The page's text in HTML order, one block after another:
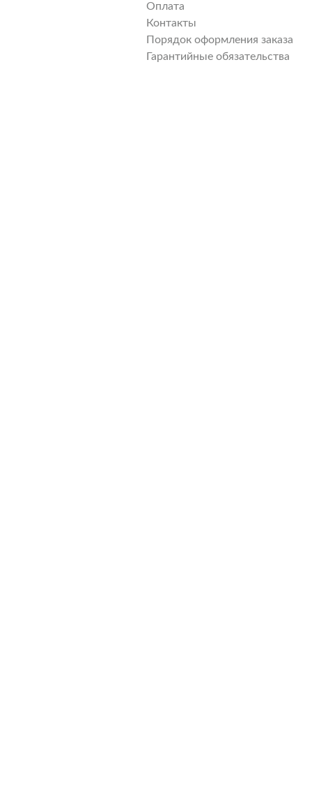
Оплата
Контакты
Порядок оформления заказа
Гарантийные обязательства